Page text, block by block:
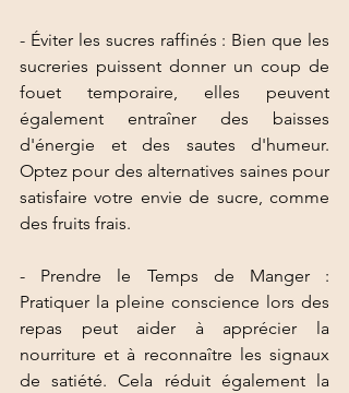
- Éviter les sucres raffinés : Bien que les
sucreries puissent donner un coup de
fouet temporaire, elles peuvent
également entraîner des baisses
d'énergie et des sautes d'humeur.
Optez pour des alternatives saines pour
satisfaire votre envie de sucre, comme
des fruits frais.
- Prendre le Temps de Manger :
Pratiquer la pleine conscience lors des
repas peut aider à apprécier la
nourriture et à reconnaître les signaux
de satiété. Cela réduit également la